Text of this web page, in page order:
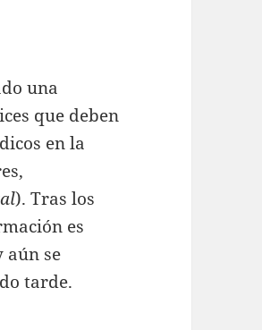
una
que deben
en la
). Tras los
es
aún se
tarde.